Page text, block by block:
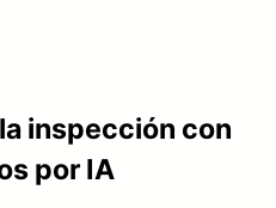
inspección con
por IA